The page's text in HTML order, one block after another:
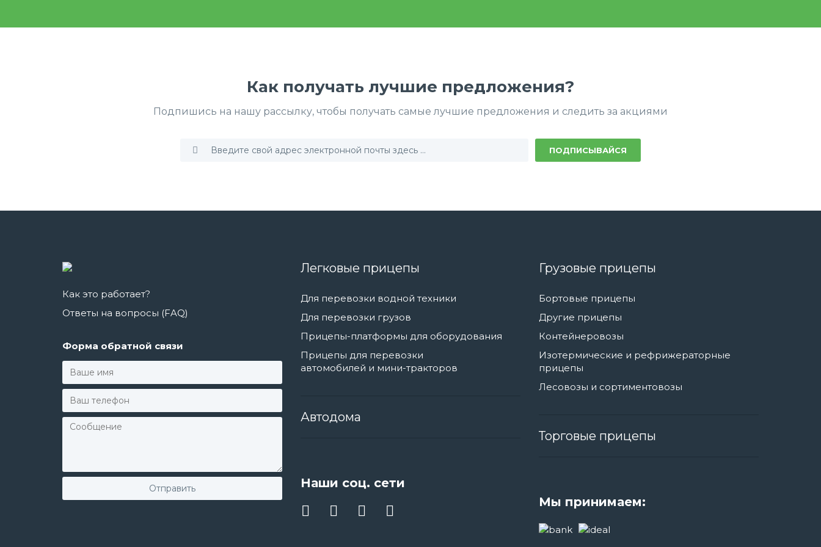
Как получать лучшие предложения?
Подпишись на нашу рассылку, чтобы получать самые лучшие предложения и следить за акциями
ПОДПИСЫВАЙСЯ
Как это работает?
Ответы на вопросы (FAQ)
Форма обратной связи
Легковые прицепы
Для перевозки водной техники
Для перевозки грузов
Прицепы-платформы для оборудования
Прицепы для перевозки
автомобилей и мини-тракторов
Автодома
Наши соц. сети
Грузовые прицепы
Бортовые прицепы
Другие прицепы
Контейнеровозы
Изотермические и рефрижераторные
прицепы
Лесовозы и сортиментовозы
Торговые прицепы
Мы принимаем: